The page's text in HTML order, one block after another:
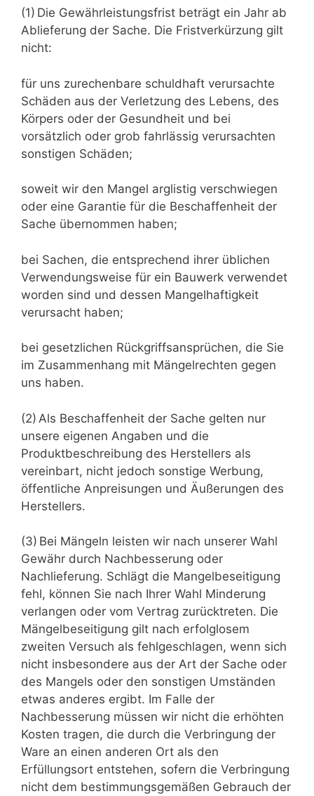
(1) Die Gewährleistungsfrist beträgt ein Jahr ab
Ablieferung der Sache. Die Fristverkürzung gilt
nicht:
für uns zurechenbare schuldhaft verursachte
Schäden aus der Verletzung des Lebens, des
Körpers oder der Gesundheit und bei
vorsätzlich oder grob fahrlässig verursachten
sonstigen Schäden;
soweit wir den Mangel arglistig verschwiegen
oder eine Garantie für die Beschaffenheit der
Sache übernommen haben;
bei Sachen, die entsprechend ihrer üblichen
Verwendungsweise für ein Bauwerk verwendet
worden sind und dessen Mangelhaftigkeit
verursacht haben;
bei gesetzlichen Rückgriffsansprüchen, die Sie
im Zusammenhang mit Mängelrechten gegen
uns haben.
(2) Als Beschaffenheit der Sache gelten nur
unsere eigenen Angaben und die
Produktbeschreibung des Herstellers als
vereinbart, nicht jedoch sonstige Werbung,
öffentliche Anpreisungen und Äußerungen des
Herstellers.
(3) Bei Mängeln leisten wir nach unserer Wahl
Gewähr durch Nachbesserung oder
Nachlieferung. Schlägt die Mangelbeseitigung
fehl, können Sie nach Ihrer Wahl Minderung
verlangen oder vom Vertrag zurücktreten. Die
Mängelbeseitigung gilt nach erfolglosem
zweiten Versuch als fehlgeschlagen, wenn sich
nicht insbesondere aus der Art der Sache oder
des Mangels oder den sonstigen Umständen
etwas anderes ergibt. Im Falle der
Nachbesserung müssen wir nicht die erhöhten
Kosten tragen, die durch die Verbringung der
Ware an einen anderen Ort als den
Erfüllungsort entstehen, sofern die Verbringung
nicht dem bestimmungsgemäßen Gebrauch der